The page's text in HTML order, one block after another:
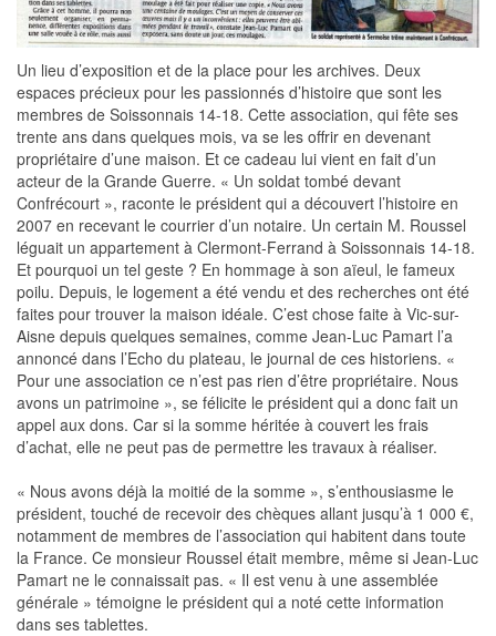
Un lieu d’exposition et de la place pour les archives. Deux
espaces précieux pour les passionnés d’histoire que sont les
membres de Soissonnais 14-18. Cette association, qui fête ses
trente ans dans quelques mois, va se les offrir en devenant
propriétaire d’une maison. Et ce cadeau lui vient en fait d’un
acteur de la Grande Guerre. « Un soldat tombé devant
Confrécourt », raconte le président qui a découvert l’histoire en
2007 en recevant le courrier d’un notaire. Un certain M. Roussel
léguait un appartement à Clermont-Ferrand à Soissonnais 14-18.
Et pourquoi un tel geste ? En hommage à son aïeul, le fameux
poilu. Depuis, le logement a été vendu et des recherches ont été
faites pour trouver la maison idéale. C’est chose faite à Vic-sur-
Aisne depuis quelques semaines, comme Jean-Luc Pamart l’a
annoncé dans l’Echo du plateau, le journal de ces historiens. «
Pour une association ce n’est pas rien d’être propriétaire. Nous
avons un patrimoine », se félicite le président qui a donc fait un
appel aux dons. Car si la somme héritée à couvert les frais
d’achat, elle ne peut pas de permettre les travaux à réaliser.
« Nous avons déjà la moitié de la somme », s’enthousiasme le
président, touché de recevoir des chèques allant jusqu’à 1 000 €,
notamment de membres de l’association qui habitent dans toute
la France. Ce monsieur Roussel était membre, même si Jean-Luc
Pamart ne le connaissait pas. « Il est venu à une assemblée
générale » témoigne le président qui a noté cette information
dans ses tablettes.